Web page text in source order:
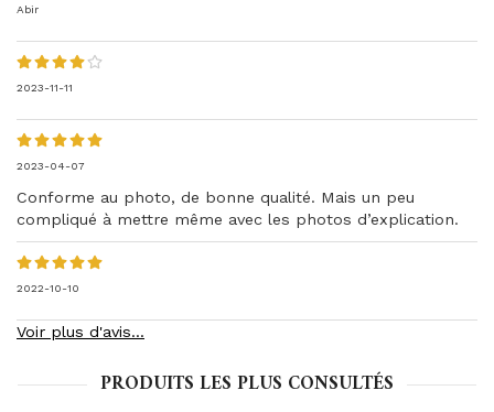
Abir
2023-11-11
2023-04-07
Conforme au photo, de bonne qualité. Mais un peu
compliqué à mettre même avec les photos d’explication.
2022-10-10
Voir plus d'avis...
PRODUITS LES PLUS CONSULTÉS